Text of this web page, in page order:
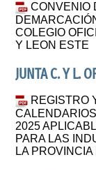
CONVENIO
COLEGIO
Y LEON ESTE
JUNTA C. Y L.
REGISTRO
2025
PARA LAS
LA